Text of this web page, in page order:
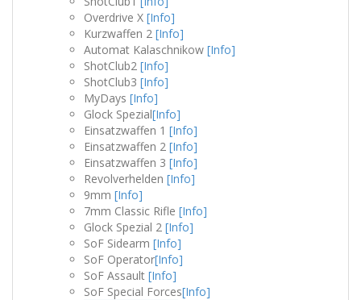
Overdrive X [Info]
Kurzwaffen 2 [Info]
Automat Kalaschnikow [Info]
ShotClub2 [Info]
ShotClub3 [Info]
MyDays [Info]
Glock Spezial[Info]
Einsatzwaffen 1 [Info]
Einsatzwaffen 2 [Info]
Einsatzwaffen 3 [Info]
Revolverhelden [Info]
9mm [Info]
7mm Classic Rifle [Info]
Glock Spezial 2 [Info]
SoF Sidearm [Info]
SoF Operator[Info]
SoF Assault [Info]
SoF Special Forces[Info]